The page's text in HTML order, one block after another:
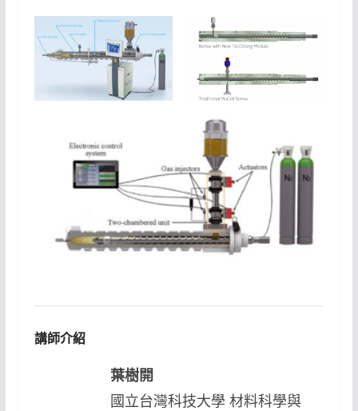
講師介紹
葉樹開
國立台灣科技大學 材料科學與